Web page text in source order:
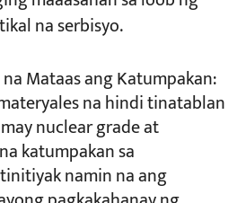
na serbisyo.
Mataas ang Katumpakan:
na hindi tinatablan
nuclear grade at
katumpakan sa
namin na ang